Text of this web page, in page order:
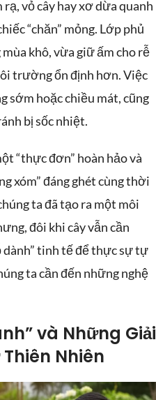
rạ, vỏ cây hay xơ dừa quanh
“chăn” mỏng. Lớp phủ
khô, vừa giữ ấm cho rễ
trường ổn định hơn. Việc
sớm hoặc chiều mát, cũng
bị sốc nhiệt.
“thực đơn” hoàn hảo và
xóm” đáng ghét cùng thời
ta đã tạo ra một môi
đôi khi cây vẫn cần
tinh tế để thực sự tự
ta cần đến những nghệ
và Những Giải
Thiên Nhiên